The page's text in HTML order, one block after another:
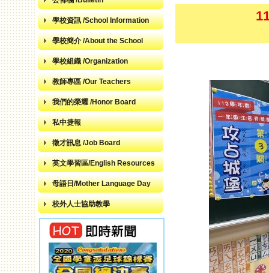
學校資訊 /School Information
學校簡介 /About the School
學校組織 /Organization
教師專區 /Our Teachers
我們的榮耀 /Honor Board
私中捷報
徵才訊息 /Job Board
英文學習區/English Resources
母語日/Mother Language Day
校外人士協助教學